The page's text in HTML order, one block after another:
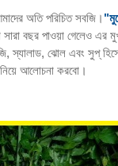
অতি পরিচিত সবজি।
বছর পাওয়া গেলেও এর
, স্যালাড, ঝোল এবং সুপ্
আলোচনা করবো।